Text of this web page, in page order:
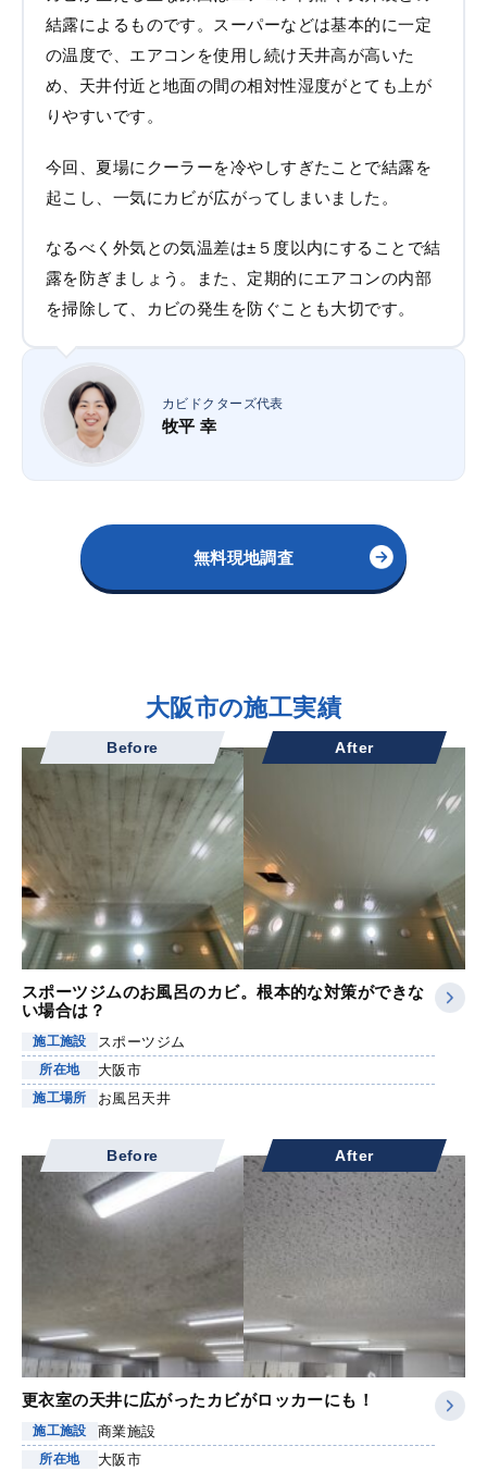
結露によるものです。スーパーなどは基本的に一定
の温度で、エアコンを使用し続け天井高が高いた
め、天井付近と地面の間の相対性湿度がとても上が
りやすいです。
今回、夏場にクーラーを冷やしすぎたことで結露を
起こし、一気にカビが広がってしまいました。
なるべく外気との気温差は±５度以内にすることで結
露を防ぎましょう。また、定期的にエアコンの内部
を掃除して、カビの発生を防ぐことも大切です。
カビドクターズ代表
牧平 幸
無料現地調査
大阪市の施工実績
Before After
スポーツジムのお風呂のカビ。根本的な対策ができな
い場合は？
施工施設 スポーツジム
所在地 大阪市
施工場所 お風呂天井
Before After
更衣室の天井に広がったカビがロッカーにも！
施工施設 商業施設
所在地 大阪市